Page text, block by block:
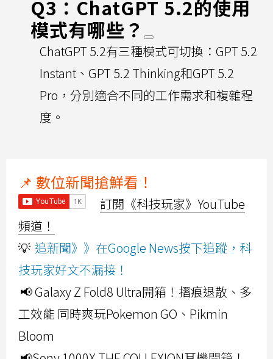
Q3：ChatGPT 5.2的使用
模式有哪些？
ChatGPT 5.2有三種模式可切換：GPT 5.2
Instant、GPT 5.2 Thinking和GPT 5.2
Pro，分別適合不同的工作需求和複雜程
度。
📌 數位新聞搶鮮看！
訂閱《科技玩家》YouTube
頻道！
💡 追新聞》》在Google News按下追蹤，科
技玩家好文不漏接！
📢 Galaxy Z Fold8 Ultra開箱！摺痕退散、多
工效能 同時爽玩Pokemon GO、Pikmin
Bloom